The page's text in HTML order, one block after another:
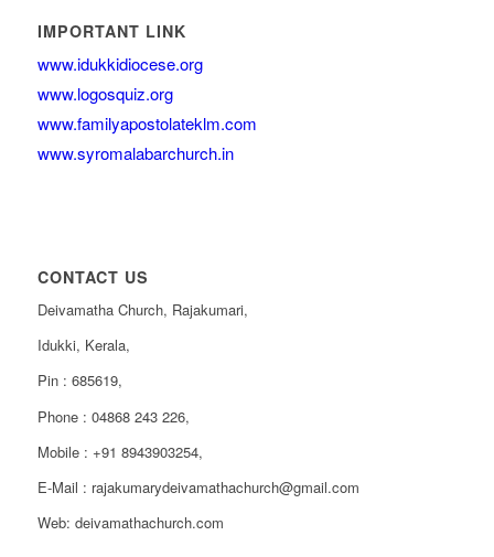
IMPORTANT LINK
www.idukkidiocese.org
www.logosquiz.org
www.familyapostolateklm.com
www.syromalabarchurch.in
CONTACT US
Deivamatha Church, Rajakumari,
Idukki, Kerala,
Pin : 685619,
Phone : 04868 243 226,
Mobile : +91 8943903254,
E-Mail : rajakumarydeivamathachurch@gmail.com
Web: deivamathachurch.com